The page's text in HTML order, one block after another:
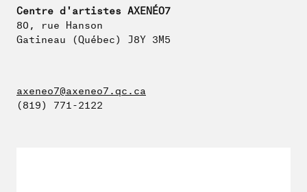
Centre d'artistes AXENÉO7
80, rue Hanson
Gatineau (Québec) J8Y 3M5
axeneo7@axeneo7.qc.ca
(819) 771-2122